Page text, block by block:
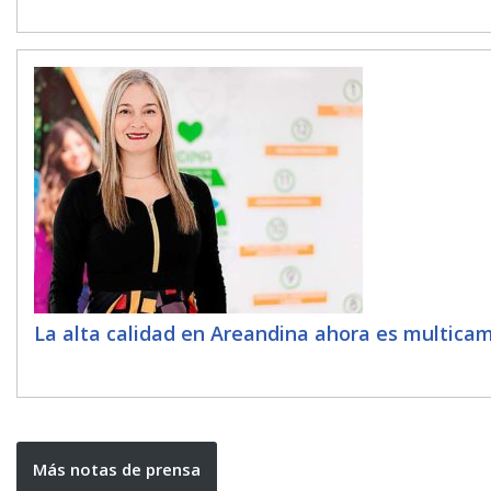
La alta calidad en Areandina ahora es
Más notas de prensa